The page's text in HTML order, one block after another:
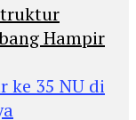
Hampir